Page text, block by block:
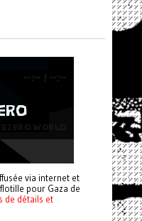
via internet et
pour Gaza de
de détails et